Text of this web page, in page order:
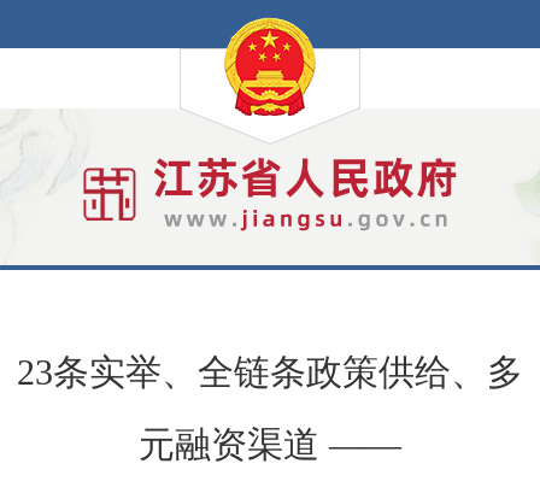
23条实举、全链条政策供给、多
元融资渠道 ——